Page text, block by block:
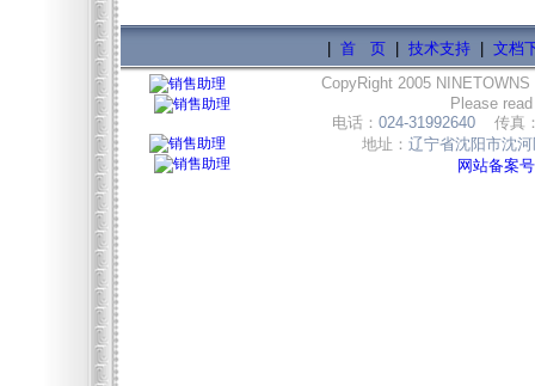
首 页| 技术支持| 文档
CopyRight 2005 NINETOWNS
Please
电话： 024-31992640 传真
地址： 辽宁省沈阳市沈
网站备案